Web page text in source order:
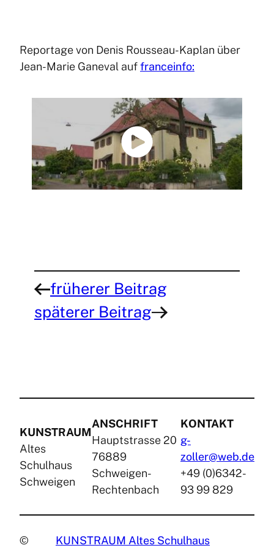
Reportage von Denis Rousseau-Kaplan über
Jean-Marie Ganeval auffranceinfo:
←früherer Beitrag
späterer Beitrag→
KUNSTRAUM
Altes
Schulhaus
Schweigen
ANSCHRIFT
Hauptstrasse 20
76889
Schweigen-
Rechtenbach
KONTAKT
g-
zoller@web.de
+49 (0)6342-
93 99 829
© KUNSTRAUM Altes Schulhaus